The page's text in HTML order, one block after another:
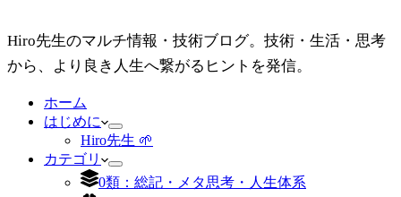
Hiro先生のマルチ情報・技術ブログ。技術・生活・思考
から、より良き人生へ繋がるヒントを発信。
ホーム
はじめに
Hiro先生 🌱
カテゴリ
0類：総記・メタ思考・人生体系